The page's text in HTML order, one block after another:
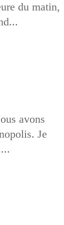
du matin,
avons
Je